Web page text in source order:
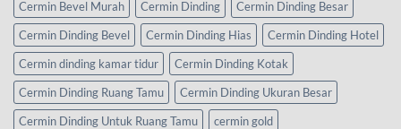
Cermin Bevel Murah
Cermin Dinding
Cermin Dinding Besar
Cermin Dinding Bevel
Cermin Dinding Hias
Cermin Dinding Hotel
Cermin dinding kamar tidur
Cermin Dinding Kotak
Cermin Dinding Ruang Tamu
Cermin Dinding Ukuran Besar
Cermin Dinding Untuk Ruang Tamu
cermin gold